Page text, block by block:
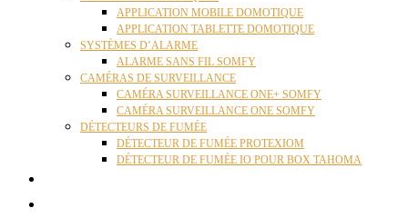
APPLICATION MOBILE DOMOTIQUE
APPLICATION TABLETTE DOMOTIQUE
SYSTÈMES D’ALARME
ALARME SANS FIL SOMFY
CAMÉRAS DE SURVEILLANCE
CAMÉRA SURVEILLANCE ONE+ SOMFY
CAMÉRA SURVEILLANCE ONE SOMFY
DÉTECTEURS DE FUMÉE
DÉTECTEUR DE FUMÉE PROTEXIOM
DÉTECTEUR DE FUMÉE IO POUR BOX TAHOMA